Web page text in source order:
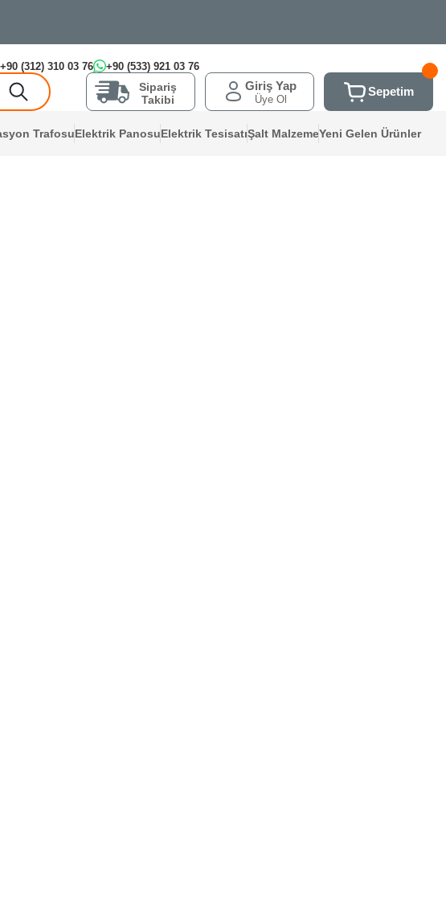
+90 (312) 310 03 76 +90 (533) 921 03 76
Sipariş
Takibi
Giriş Yap
Üye Ol
Sepetim
TrafosuElektrik PanosuElektrik TesisatıŞalt MalzemeYeni Gelen Ürünler